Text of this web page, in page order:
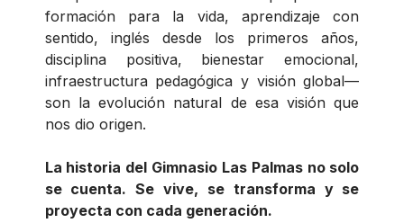
formación para la vida, aprendizaje con
sentido, inglés desde los primeros años,
disciplina positiva, bienestar emocional,
infraestructura pedagógica y visión global—
son la evolución natural de esa visión que
nos dio origen.
La historia del Gimnasio Las Palmas no solo
se cuenta. Se vive, se transforma y se
proyecta con cada generación.